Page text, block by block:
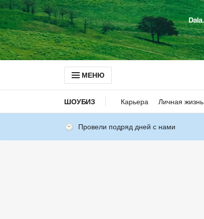
МЕНЮ
ШОУБИЗ Карьера Личная жизнь
Провели подряд дней с нами